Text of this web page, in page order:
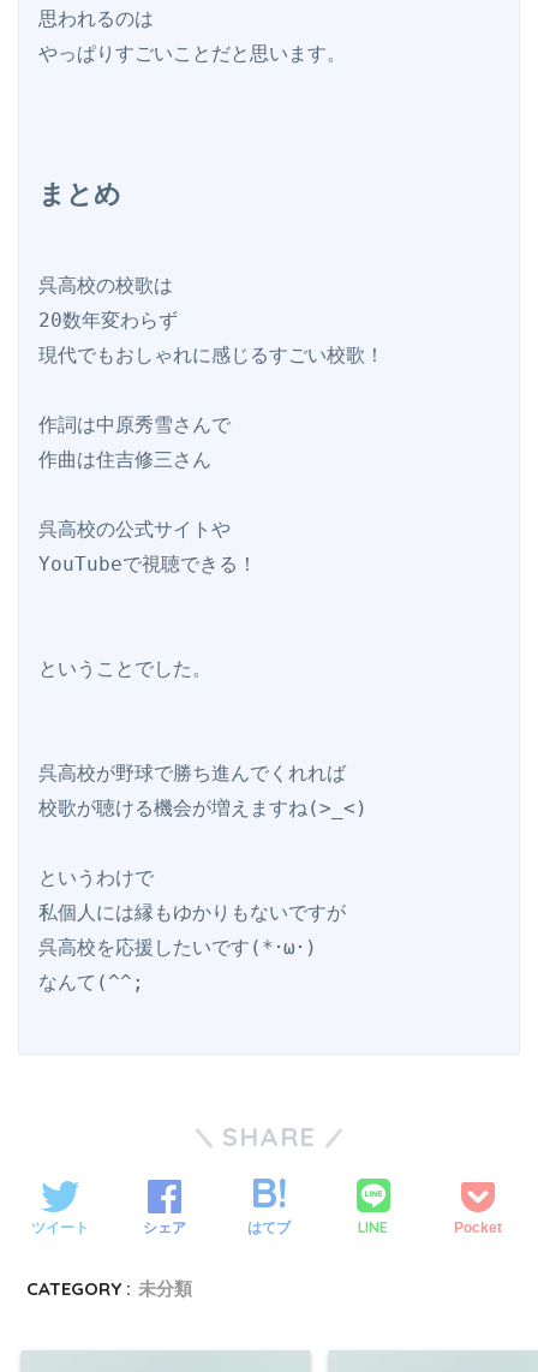
思われるのは
まとめ
呉高校の校歌は
20数年変わらず
現代でもおしゃれに感じるすごい校歌！
作詞は中原秀雪さんで
作曲は住吉修三さん
呉高校の公式サイトや
YouTubeで視聴できる！
ということでした。
呉高校が野球で勝ち進んでくれれば
校歌が聴ける機会が増えますね(>_<)
というわけで
私個人には縁もゆかりもないですが
呉高校を応援したいです(*･ω･)
SHARE
ツイート シェア はてブ LINE Pocket
CATEGORY : 未分類